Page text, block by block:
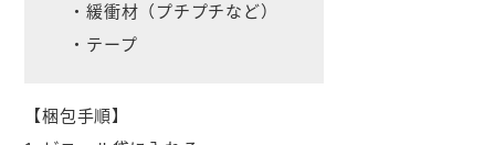
・緩衝材（プチプチなど）
・テープ
【梱包手順】